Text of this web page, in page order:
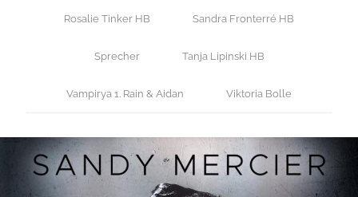
Rosalie Tinker HB Sandra Fronterré HB
Sprecher Tanja Lipinski HB
Vampirya 1. Rain & Aidan Viktoria Bolle